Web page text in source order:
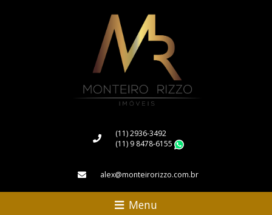
(11) 2936-3492
(11) 9 8478-6155
alex@monteirorizzo.com.br
Menu